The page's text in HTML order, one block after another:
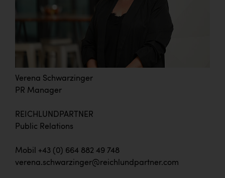
Verena Schwarzinger
PR Manager
REICHLUNDPARTNER
Public Relations
Mobil +43 (0) 664 882 49 748
verena.schwarzinger@reichlundpartner.com